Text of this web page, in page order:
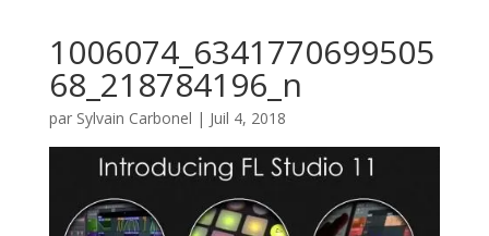
1006074_6341770699505
68_218784196_n
par Sylvain Carbonel | Juil 4, 2018